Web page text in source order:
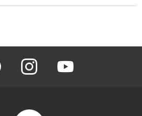
instagram youtube